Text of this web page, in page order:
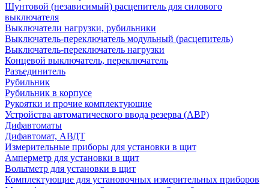
Шунтовой (независимый) расцепитель для силового
выключателя
Выключатели нагрузки, рубильники
Выключатель-переключатель модульный (расцепитель)
Выключатель-переключатель нагрузки
Концевой выключатель, переключатель
Разъединитель
Рубильник
Рубильник в корпусе
Рукоятки и прочие комплектующие
Устройства автоматического ввода резерва (АВР)
Дифавтоматы
Дифавтомат, АВДТ
Измерительные приборы для установки в щит
Амперметр для установки в щит
Вольтметр для установки в щит
Комплектующие для установочных измерительных приборов